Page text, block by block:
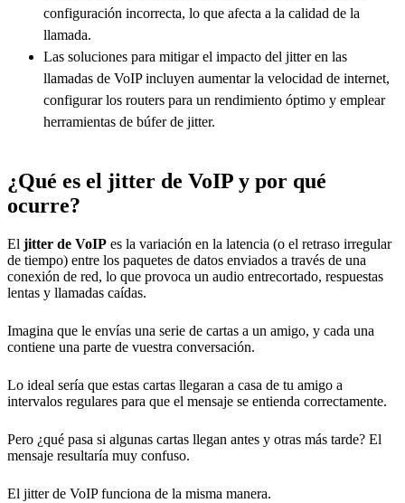
configuración incorrecta, lo que afecta a la calidad de la
llamada.
Las soluciones para mitigar el impacto del jitter en las
llamadas de VoIP incluyen aumentar la velocidad de internet,
configurar los routers para un rendimiento óptimo y emplear
herramientas de búfer de jitter.
¿Qué es el jitter de VoIP y por qué
ocurre?
El jitter de VoIP es la variación en la latencia (o el retraso irregular
de tiempo) entre los paquetes de datos enviados a través de una
conexión de red, lo que provoca un audio entrecortado, respuestas
lentas y llamadas caídas.
Imagina que le envías una serie de cartas a un amigo, y cada una
contiene una parte de vuestra conversación.
Lo ideal sería que estas cartas llegaran a casa de tu amigo a
intervalos regulares para que el mensaje se entienda correctamente.
Pero ¿qué pasa si algunas cartas llegan antes y otras más tarde? El
mensaje resultaría muy confuso.
El jitter de VoIP funciona de la misma manera.